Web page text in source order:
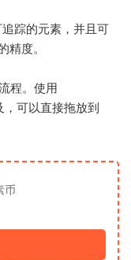
踪的元素，并且可
度。
程。使用
可以直接拖放到
币